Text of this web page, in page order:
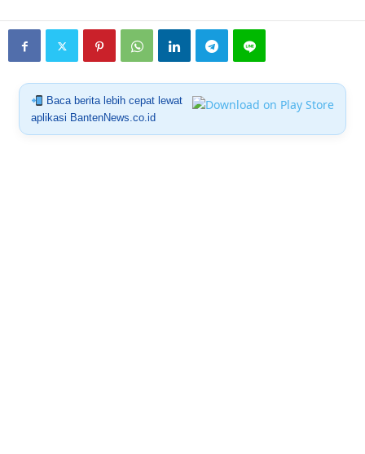
Baca berita lebih cepat lewat
aplikasi BantenNews.co.id